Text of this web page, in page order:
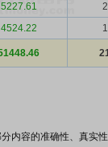
5227.61
4524.22
内容的准确性、真实